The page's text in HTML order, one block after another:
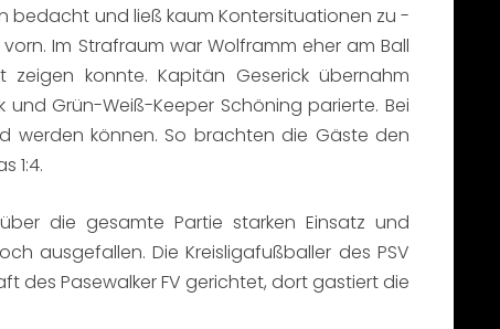
bedacht und ließ kaum Kontersituationen zu -
Im Strafraum war Wolframm eher am Ball
konnte. Kapitän Geserick übernahm
Grün-Weiß-Keeper Schöning parierte. Bei
werden können. So brachten die Gäste den
1:4.
die gesamte Partie starken Einsatz und
ausgefallen. Die Kreisligafußballer des PSV
des Pasewalker FV gerichtet, dort gastiert die